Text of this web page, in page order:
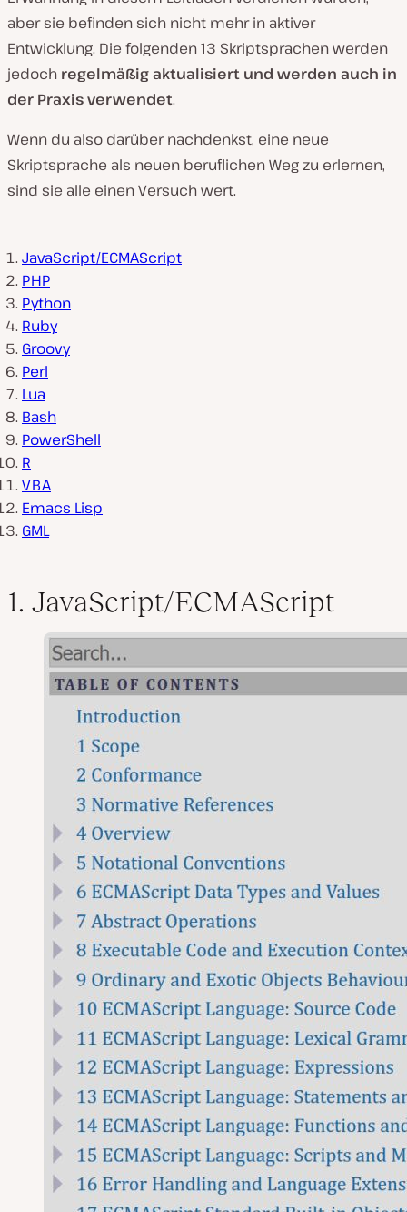
aber sie befinden sich nicht mehr in aktiver
Entwicklung. Die folgenden 13 Skriptsprachen werden
jedoch regelmäßig aktualisiert und werden auch in
der Praxis verwendet.
Wenn du also darüber nachdenkst, eine neue
Skriptsprache als neuen beruflichen Weg zu erlernen,
sind sie alle einen Versuch wert.
JavaScript/ECMAScript
PHP
Python
Ruby
Groovy
Perl
Lua
Bash
PowerShell
R
VBA
Emacs Lisp
GML
1. JavaScript/ECMAScript